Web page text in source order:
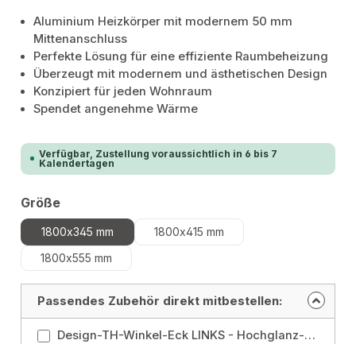
Aluminium Heizkörper mit modernem 50 mm
Mittenanschluss
Perfekte Lösung für eine effiziente Raumbeheizung
Überzeugt mit modernem und ästhetischen Design
Konzipiert für jeden Wohnraum
Spendet angenehme Wärme
Verfügbar, Zustellung voraussichtlich in 6 bis 7
Kalendertagen
Größeauswählen
1800x345 mm
1800x415 mm
1800x555 mm
Passendes Zubehör direkt mitbestellen:
Design-TH-Winkel-Eck LINKS - Hochglanz-Chrom Ausrichtung: Links / Farbe: Hochglanz-Chrom